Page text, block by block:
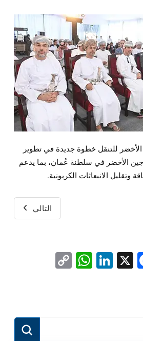
للتنقل خطوة جديدة في تطوير
الأخضر في سلطنة عُمان، بما يدعم
وتقليل الانبعاثات الكربونية.
التالي
Facebook
X
LinkedIn
WhatsApp
Copy